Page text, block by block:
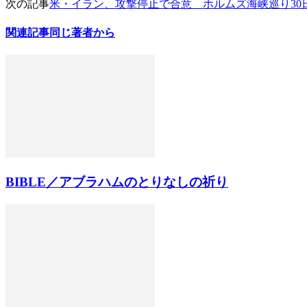
次の記事米・イラン、攻撃停止で合意 ホルムズ海峡巡り30
関連記事同じ著者から
BIBLE／アブラハムのとりなしの祈り